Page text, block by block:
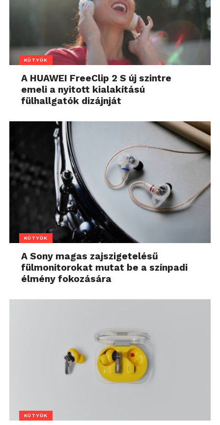
KÜTYÜK
A HUAWEI FreeClip 2 S új szintre
emeli a nyitott kialakítású
fülhallgatók dizájnját
KÜTYÜK
A Sony magas zajszigetelésű
fülmonitorokat mutat be a színpadi
élmény fokozására
KÜTYÜK